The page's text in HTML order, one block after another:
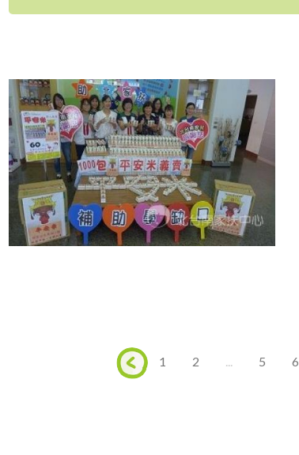
1 2 ... 5 6